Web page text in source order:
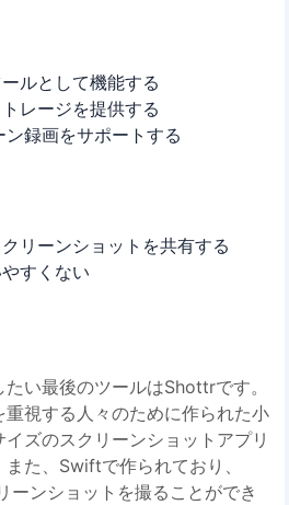
ルとして機能する
レージを提供する
録画をサポートする
リーンショットを共有する
すくない
い最後のツールはShottrです。
視する人々のために作られた小
ズのスクリーンショットアプリ
た、Swiftで作られており、
ーンショットを撮ることができ